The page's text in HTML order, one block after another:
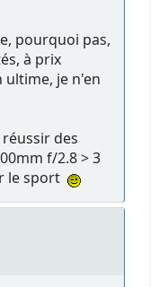
pourquoi pas,
à prix
ultime, je n'en
des
f/2.8 > 3
le sport